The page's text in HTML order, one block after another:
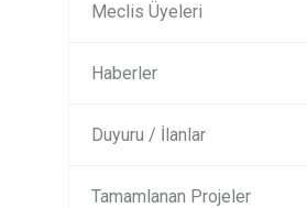
Meclis Üyeleri
Haberler
Duyuru / İlanlar
Tamamlanan Projeler